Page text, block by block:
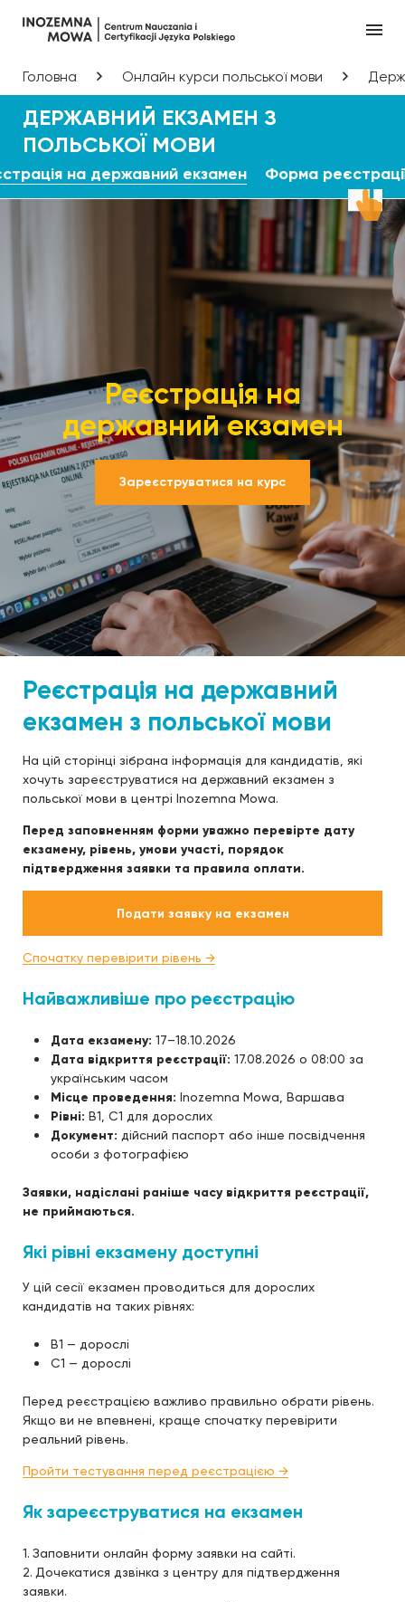
Головна Онлайн курси польської мови
ДЕРЖАВНИЙ ЕКЗАМЕН З
ПОЛЬСЬКОЇ МОВИ
на державний екзамен Форма
Реєстрація на
державний екзамен
Зареєструватися на курс
Реєстрація на державний
екзамен з польської мови
На цій сторінці зібрана інформація для кандидатів, які
хочуть зареєструватися на державний екзамен з
польської мови в центрі Inozemna Mowa.
Перед заповненням форми уважно перевірте дату
екзамену, рівень, умови участі, порядок
підтвердження заявки та правила оплати.
Подати заявку на екзамен
Спочатку перевірити рівень →
Найважливіше про реєстрацію
Дата екзамену: 17–18.10.2026
Дата відкриття реєстрації: 17.08.2026 о 08:00 за
українським часом
Місце проведення: Inozemna Mowa, Варшава
Рівні: B1, C1 для дорослих
Документ: дійсний паспорт або інше посвідчення
особи з фотографією
Заявки, надіслані раніше часу відкриття реєстрації,
не приймаються.
Які рівні екзамену доступні
У цій сесії екзамен проводиться для дорослих
кандидатів на таких рівнях:
B1 — дорослі
C1 — дорослі
Перед реєстрацією важливо правильно обрати рівень.
Якщо ви не впевнені, краще спочатку перевірити
реальний рівень.
Пройти тестування перед реєстрацією →
Як зареєструватися на екзамен
Заповнити онлайн форму заявки на сайті.
Дочекатися дзвінка з центру для підтвердження
заявки.